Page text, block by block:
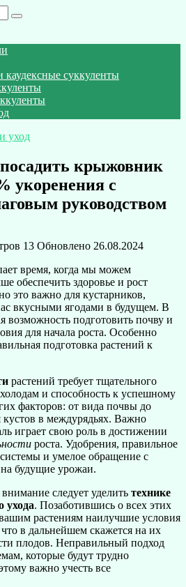
суккуленты
уход
крыжовник
укоренения с
руководством
13 Обновлено 26.08.2024
время, когда мы можем
обеспечить здоровье и рост
это важно для кустарников,
вкусными ягодами в будущем. В
возможность подготовить почву и
для начала роста. Особенно
подготовка растений к
растений требует тщательного
и способность к успешному
факторов: от вида почвы до
в междурядьях. Важно
играет свою роль в достижении
роста. Удобрения, правильное
и умелое обращение с
на будущие урожаи.
следует уделить технике
ухода. Позаботившись о всех этих
растениям наилучшие условия
в дальнейшем скажется на их
плодов. Неправильный подход
которые будут трудно
важно учесть все